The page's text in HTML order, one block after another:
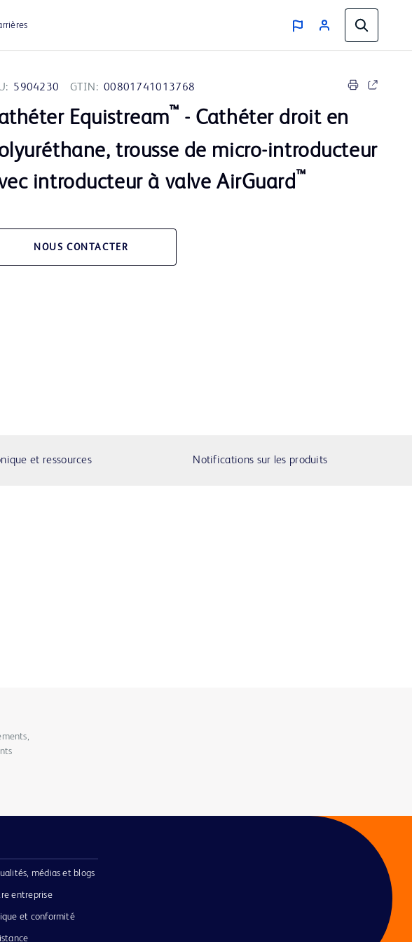
5904230 GTIN: 00801741013768
Equistream™ - Cathéter droit en
trousse de micro-introducteur
introducteur à valve AirGuard™
NOUS CONTACTER
et ressources Notifications sur les produits
médias et blogs
entreprise
et conformité